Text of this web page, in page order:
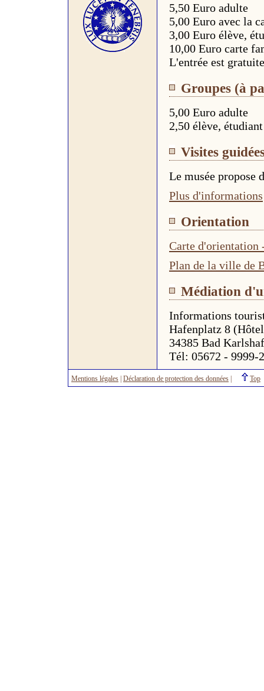
5,50 Euro adulte
5,00 Euro avec la
3,00 Euro élève,
10,00 Euro carte
L'entrée est
Groupes (à
5,00 Euro adulte
2,50 élève, étudiant
Visites
Le musée propose
Plus d'informations
Orientation
Carte d'orientation
Plan de la ville de
Médiation
Informations
Hafenplatz 8
34385 Bad
Tél: 05672 - 9999-
Mentions légales Déclaration de protection des données Top